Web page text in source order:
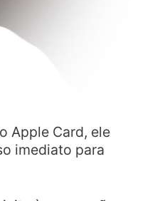
Apple Card, ele
imediato para